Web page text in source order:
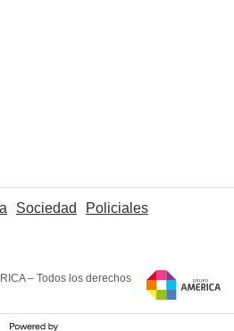
Sociedad
Policiales
– Todos los derechos